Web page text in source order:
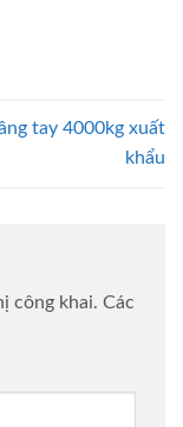
tay 4000kg xuất
khẩu
công khai. Các